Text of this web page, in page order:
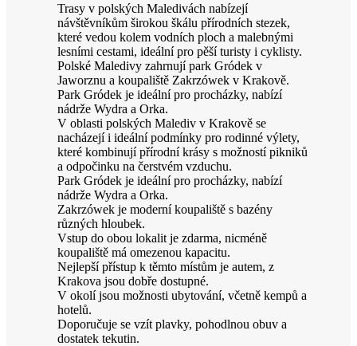
Trasy v polských Maledivách nabízejí
návštěvníkům širokou škálu přírodních stezek,
které vedou kolem vodních ploch a malebnými
lesními cestami, ideální pro pěší turisty i cyklisty.
Polské Maledivy zahrnují park Gródek v
Jaworznu a koupaliště Zakrzówek v Krakově.
Park Gródek je ideální pro procházky, nabízí
nádrže Wydra a Orka.
V oblasti polských Malediv v Krakově se
nacházejí i ideální podmínky pro rodinné výlety,
které kombinují přírodní krásy s možností pikniků
a odpočinku na čerstvém vzduchu.
Park Gródek je ideální pro procházky, nabízí
nádrže Wydra a Orka.
Zakrzówek je moderní koupaliště s bazény
různých hloubek.
Vstup do obou lokalit je zdarma, nicméně
koupaliště má omezenou kapacitu.
Nejlepší přístup k těmto místům je autem, z
Krakova jsou dobře dostupné.
V okolí jsou možnosti ubytování, včetně kempů a
hotelů.
Doporučuje se vzít plavky, pohodlnou obuv a
dostatek tekutin.